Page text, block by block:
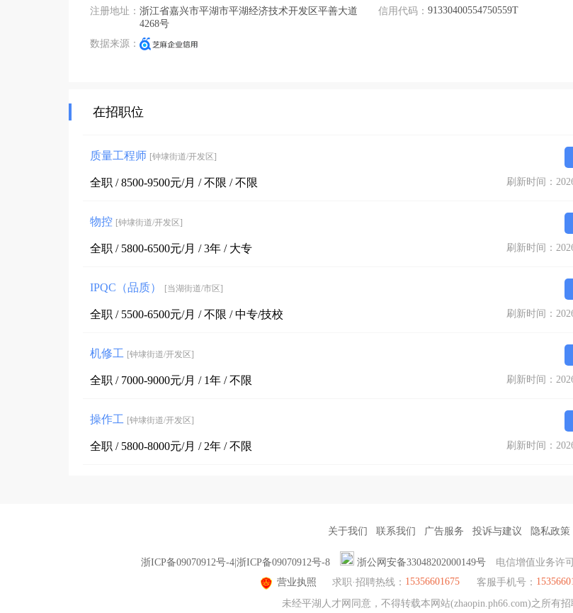
	厂房面积：30000平方米
3.公司前景展望：公司已计划五年内建成华东、华北、华南分工厂，厦门总部。目前，晋江总部、平湖公司已
注册地址： 浙江省嘉兴市平湖市平湖经济技术开发区平善大道
4268号
数据来源：
信用代码： 91330400554750559T
在招职位
质量工程师 [钟埭街道/开发区]
全职 / 8500-9500元/月 / 不限 / 不限 刷新时间：
物控 [钟埭街道/开发区]
全职 / 5800-6500元/月 / 3年 / 大专 刷新时间：
IPQC（品质） [当湖街道/市区]
全职 / 5500-6500元/月 / 不限 / 中专/技校 刷新时间：
机修工 [钟埭街道/开发区]
全职 / 7000-9000元/月 / 1年 / 不限 刷新时间：
操作工 [钟埭街道/开发区]
全职 / 5800-8000元/月 / 2年 / 不限 刷新时间：
关于我们 联系我们 广告服务 投诉与建议 隐私政策
浙ICP备09070912号-4|浙ICP备09070912号-8 浙公网安备33048202000149号 电信增值业务许
营业执照
求职·招聘热线： 15356601675 客服手机号：
未经平湖人才网同意，不得转载本网站(zhaopin.ph66.com)之所有